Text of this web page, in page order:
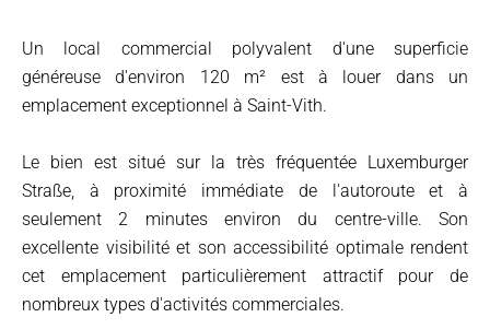
Un local commercial polyvalent d'une superficie
généreuse d'environ 120 m² est à louer dans un
emplacement exceptionnel à Saint-Vith.
Le bien est situé sur la très fréquentée Luxemburger
Straße, à proximité immédiate de l'autoroute et à
seulement 2 minutes environ du centre-ville. Son
excellente visibilité et son accessibilité optimale rendent
cet emplacement particulièrement attractif pour de
nombreux types d'activités commerciales.